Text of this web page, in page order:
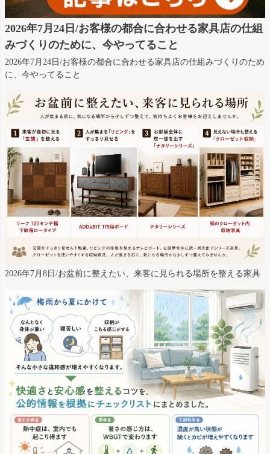
2026年7月24日/お客様の都合に合わせる家具店の仕組
みづくりのために、今やってること
2026年7月24日/お客様の都合に合わせる家具店の仕組みづくりのため
に、今やってること
2026年7月8日/お盆前に整えたい、来客に見られる場所を整える家具